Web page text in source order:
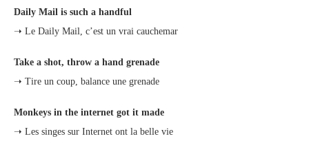
Daily Mail is such a handful
➝ Le Daily Mail, c’est un vrai cauchemar
Take a shot, throw a hand grenade
➝ Tire un coup, balance une grenade
Monkeys in the internet got it made
➝ Les singes sur Internet ont la belle vie